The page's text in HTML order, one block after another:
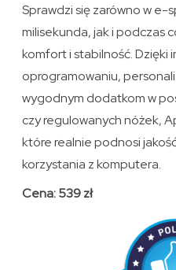
Sprawdzi się zarówno w e-
milisekunda, jak i podczas
komfort i stabilność. Dzięki
oprogramowaniu,
wygodnym dodatkom w
czy regulowanych nóżek,
które realnie podnosi
korzystania z komputera.
Cena: 539 zł